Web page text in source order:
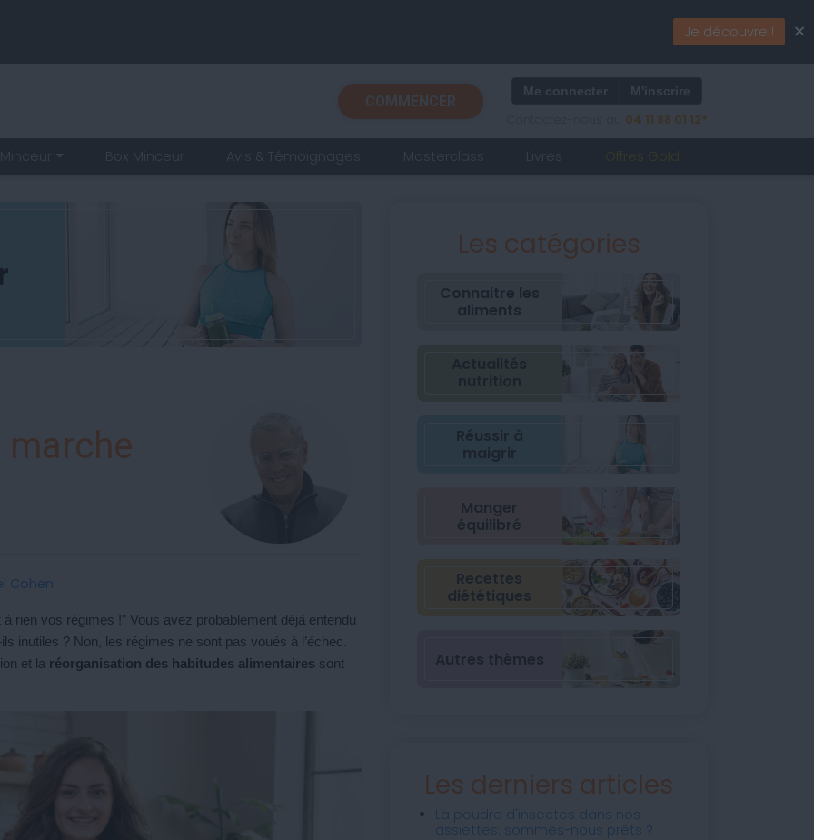
COMMENCER
04 11 88 01 12*
marche
Cohen
rien vos régimes !" Vous avez probablement déjà entendu
inutiles ? Non, les régimes ne sont pas voués à l’échec.
et la réorganisation des habitudes alimentaires sont
Les catégories
Réussir à
maigrir
Manger
équilibré
Recettes
diététiques
Les derniers articles
La poudre d'insectes dans nos
assiettes: sommes-nous prêts ?
Je découvre ! ×